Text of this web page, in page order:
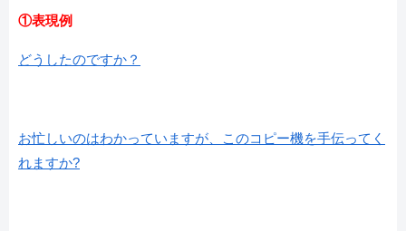
①表現例
どうしたのですか？
お忙しいのはわかっていますが、このコピー機を手伝ってく
れますか?